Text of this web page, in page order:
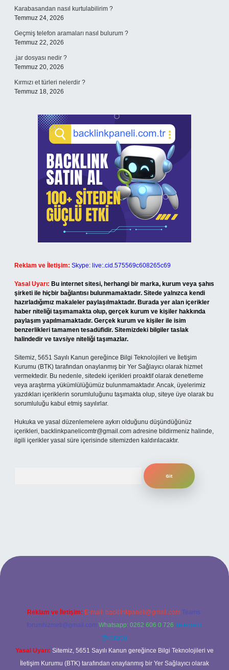
Karabasandan nasıl kurtulabilirim ?
Temmuz 24, 2026
Geçmiş telefon aramaları nasıl bulurum ?
Temmuz 22, 2026
.jar dosyası nedir ?
Temmuz 20, 2026
Kırmızı et türleri nelerdir ?
Temmuz 18, 2026
Reklam ve İletişim: Skype: live:.cid.575569c608265c69
Yasal Uyarı: Bu internet sitesi, herhangi bir marka, kurum veya şahıs
şirketi ile hiçbir bağlantısı bulunmamaktadır. Sitede yalnızca kendi
hazırladığımız makaleler paylaşılmaktadır. Burada yer alan içerikler
haber niteliği taşımamakta olup, gerçek kurum ve kişiler hakkında
paylaşım yapılmamaktadır. Gerçek kurum ve kişiler ile isim
benzerlikleri tamamen tesadüfidir. Sitemizdeki bilgiler taslak
halindedir ve tavsiye niteliği taşımazlar.
Sitemiz, 5651 Sayılı Kanun gereğince Bilgi Teknolojileri ve İletişim
Kurumu (BTK) tarafından onaylanmış bir Yer Sağlayıcı olarak hizmet
vermektedir. Bu nedenle, sitedeki içerikleri proaktif olarak denetleme
veya araştırma yükümlülüğümüz bulunmamaktadır. Ancak, üyelerimiz
yazdıkları içeriklerin sorumluluğunu taşımakta olup, siteye üye olarak bu
sorumluluğu kabul etmiş sayılırlar.
Hukuka ve yasal düzenlemelere aykırı olduğunu düşündüğünüz
içerikleri, backlinkpanelicomtr@gmail.com adresine bildirmeniz halinde,
ilgili içerikler yasal süre içerisinde sitemizden kaldırılacaktır.
Reklam ve İletişim: E-mail: backlinkpaneli@gmail.com Teams:
forumhizmeti@gmail.com Whatsapp: 0262 606 0 726 Telegram:
@karabul
Yasal Uyarı: Sitemiz, 5651 Sayılı Kanun gereğince Bilgi Teknolojileri ve
İletişim Kurumu (BTK) tarafından onaylanmış bir Yer Sağlayıcı olarak